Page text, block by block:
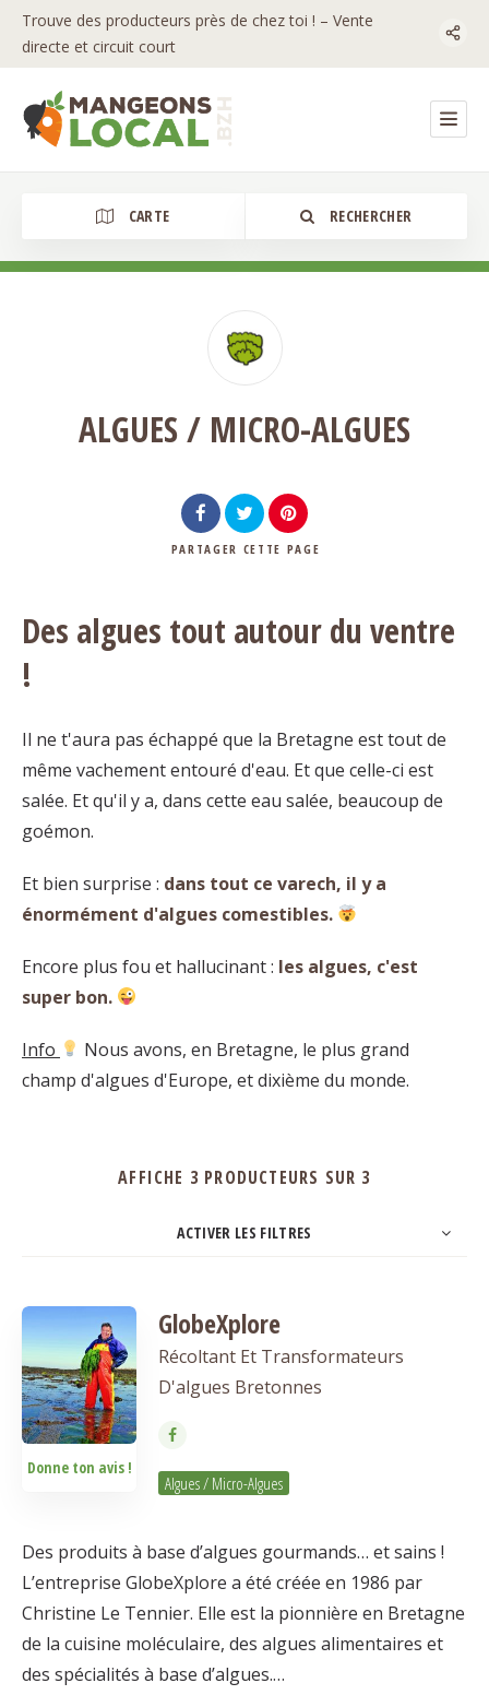
Trouve des producteurs près de chez toi ! – Vente
directe et circuit court
CARTE RECHERCHER
Rechercher
ALGUES / MICRO-ALGUES
PARTAGER CETTE PAGE
Des algues tout autour du ventre
!
Il ne t'aura pas échappé que la Bretagne est tout de
même vachement entouré d'eau. Et que celle-ci est
salée. Et qu'il y a, dans cette eau salée, beaucoup de
goémon.
Et bien surprise : dans tout ce varech, il y a
énormément d'algues comestibles.
Encore plus fou et hallucinant : les algues, c'est
super bon.
Info
Nous avons, en Bretagne, le plus grand
champ d'algues d'Europe, et dixième du monde.
AFFICHE 3 PRODUCTEURS SUR 3
ACTIVER LES FILTRES
NOMBRE 20
Donne ton avis !
GlobeXplore
Récoltant Et Transformateurs
D'algues Bretonnes
Algues / Micro-Algues
Des produits à base d’algues gourmands… et sains !
L’entreprise GlobeXplore a été créée en 1986 par
Christine Le Tennier. Elle est la pionnière en Bretagne
de la cuisine moléculaire, des algues alimentaires et
des spécialités à base d’algues.…